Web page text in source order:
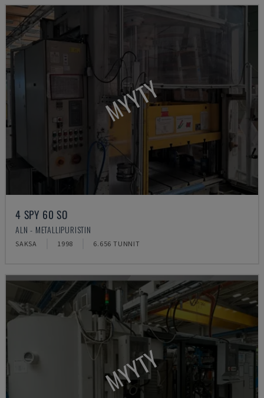
MYYTY
4 SPY 60 SO
ALN - METALLIPURISTIN
SAKSA 1998 6.656 TUNNIT
MYYTY